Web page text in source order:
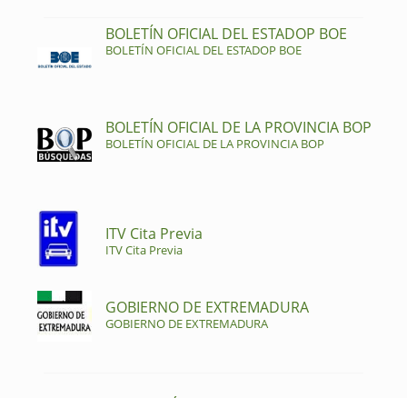
BOLETÍN OFICIAL DEL ESTADOP BOE
BOLETÍN OFICIAL DEL ESTADOP BOE
BOLETÍN OFICIAL DE LA PROVINCIA BOP
BOLETÍN OFICIAL DE LA PROVINCIA BOP
ITV Cita Previa
ITV Cita Previa
GOBIERNO DE EXTREMADURA
GOBIERNO DE EXTREMADURA